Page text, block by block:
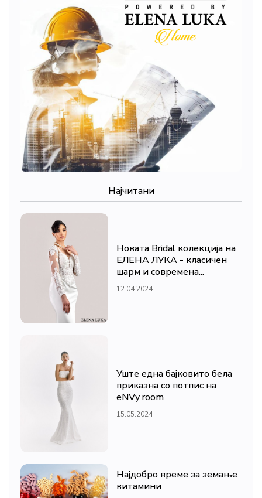
Најчитани
Новата Bridal колекција на
ЕЛЕНА ЛУКА - класичен
шарм и современа...
12.04.2024
Уште една бајковито бела
приказна со потпис на
eNVy room
15.05.2024
Најдобро време за земање
витамини